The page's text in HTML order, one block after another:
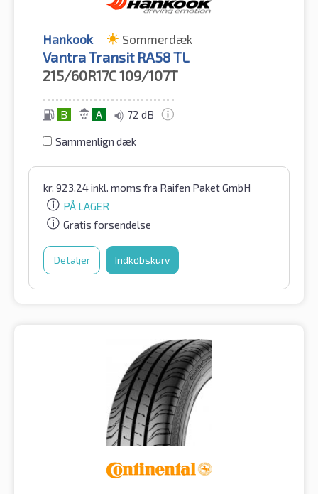
Hankook Sommerdæk
Vantra Transit RA58 TL
215/60R17C109/107T
B A 72 dB
Sammenlign dæk
kr. 923.24inkl. moms fra Raifen Paket GmbH
PÅ LAGER
Gratis forsendelse
Detaljer Indkøbskurv